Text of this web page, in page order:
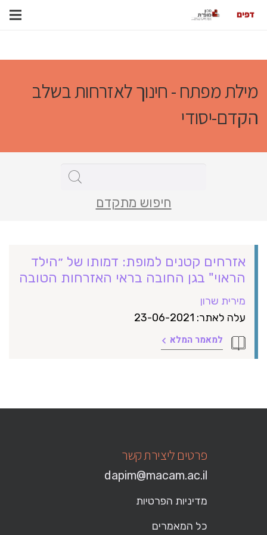
מילת מפתח - חינוך לאזרחות בשלב
הקדם-יסודי
חיפוש מתקדם
אזרחים קטנים למופת: דמותו של ״הילד
הראוי" בגן החובה בראי האזרחות הטובה
מירית שרון
עלה לאתר: 23-06-2021
למאמר המלא
פרטים ליצירת קשר
dapim@macam.ac.il
מדיניות הפרטיות
כל המאמרים